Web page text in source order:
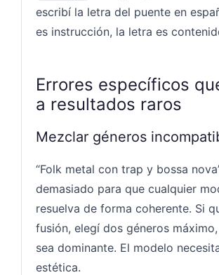
escribí la letra del puente en
es instrucción, la letra es
Errores específicos
a resultados raros
Mezclar géneros
“Folk metal con trap y bossa
demasiado para que cualquier
resuelva de forma coherente. Si
fusión, elegí dos géneros
sea dominante. El modelo
estética.